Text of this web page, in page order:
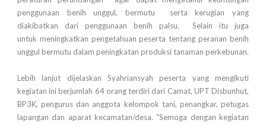
penggunaan benih unggul, bermutu serta kerugian yang
diakibatkan dari penggunaan benih palsu. Selain itu juga
untuk meningkatkan pengetahuan peserta tentang peranan benih
unggul bermutu dalam peningkatan produksi tanaman perkebunan.
Lebih lanjut dijelaskan Syahriansyah peserta yang mengikuti
kegiatan ini berjumlah 64 orang terdiri dari Camat, UPT Disbunhut,
BP3K, pengurus dan anggota kelompok tani, penangkar, petugas
lapangan dan aparat kecamatan/desa. "Semoga dengan kegiatan